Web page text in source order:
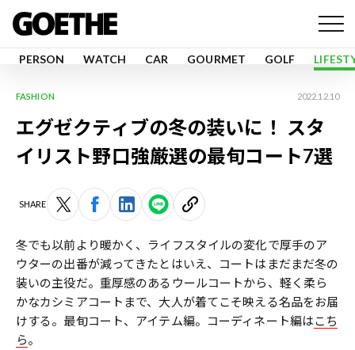
PERSON WATCH CAR GOURMET GOLF
FASHION 2022.12.10
エグゼクティブの冬の装いに！ スタ
イリスト野口強厳選の最旬コート7選
SHARE
冬でも以前より暖かく、ライフスタイルの変化で厚手のア
ウターの出番が減ってきたとはいえ、コートはまだまだ冬の
装いの主役だ。重厚感のあるウールコートから、軽く柔ら
かなカシミアコートまで、大人が着てこそ映える名品をお届
けする。最旬コート、アイテム編。コーディネート編はこち
ら。